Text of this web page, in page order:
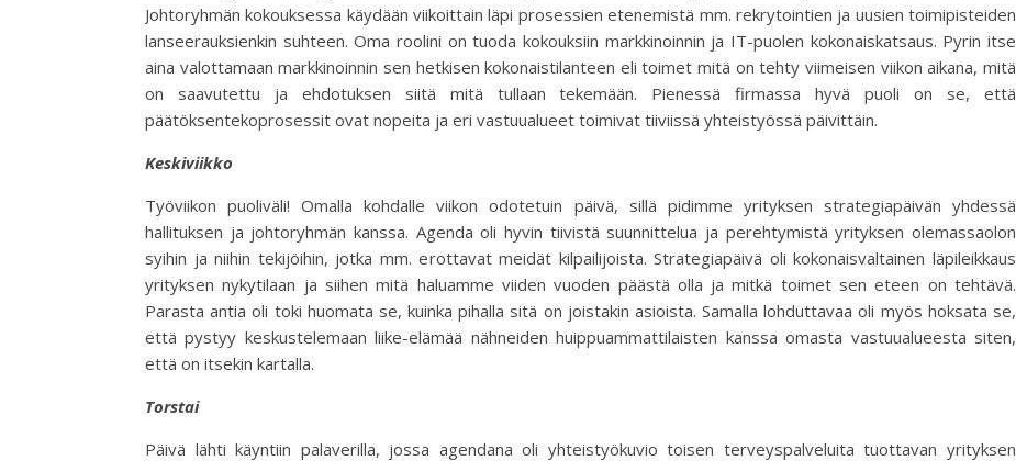
Johtoryhmän kokouksessa käydään viikoittain läpi prosessien etenemistä mm. rekrytointien ja uusien toimipisteiden
lanseerauksienkin suhteen. Oma roolini on tuoda kokouksiin markkinoinnin ja IT-puolen kokonaiskatsaus. Pyrin itse
aina valottamaan markkinoinnin sen hetkisen kokonaistilanteen eli toimet mitä on tehty viimeisen viikon aikana, mitä
on saavutettu ja ehdotuksen siitä mitä tullaan tekemään. Pienessä firmassa hyvä puoli on se, että
päätöksentekoprosessit ovat nopeita ja eri vastuualueet toimivat tiiviissä yhteistyössä päivittäin.
Keskiviikko
Työviikon puoliväli! Omalla kohdalle viikon odotetuin päivä, sillä pidimme yrityksen strategiapäivän yhdessä
hallituksen ja johtoryhmän kanssa. Agenda oli hyvin tiivistä suunnittelua ja perehtymistä yrityksen olemassaolon
syihin ja niihin tekijöihin, jotka mm. erottavat meidät kilpailijoista. Strategiapäivä oli kokonaisvaltainen läpileikkaus
yrityksen nykytilaan ja siihen mitä haluamme viiden vuoden päästä olla ja mitkä toimet sen eteen on tehtävä.
Parasta antia oli toki huomata se, kuinka pihalla sitä on joistakin asioista. Samalla lohduttavaa oli myös hoksata se,
että pystyy keskustelemaan liike-elämää nähneiden huippuammattilaisten kanssa omasta vastuualueesta siten,
että on itsekin kartalla.
Torstai
Päivä lähti käyntiin palaverilla, jossa agendana oli yhteistyökuvio toisen terveyspalveluita tuottavan yrityksen